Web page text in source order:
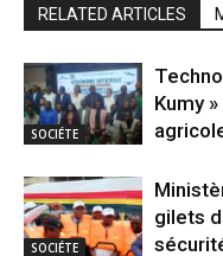
RELATED ARTICLES
SOCIÉTE
Kumy
SOCIÉTE
gilets